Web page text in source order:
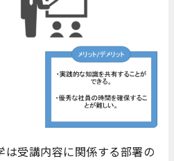
は受講内容に関係する部署の